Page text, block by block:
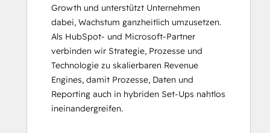
Growth und unterstützt Unternehmen
dabei, Wachstum ganzheitlich umzusetzen.
Als HubSpot- und Microsoft-Partner
verbinden wir Strategie, Prozesse und
Technologie zu skalierbaren Revenue
Engines, damit Prozesse, Daten und
Reporting auch in hybriden Set-Ups nahtlos
ineinandergreifen.